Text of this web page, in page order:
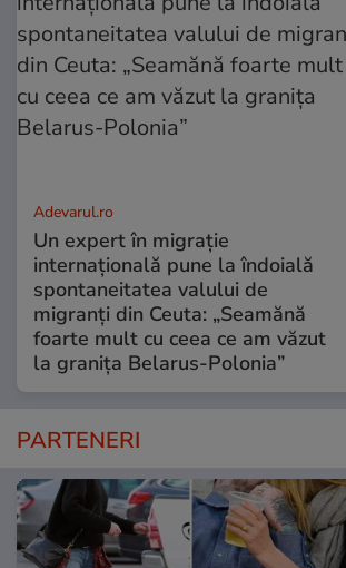
Adevarul.ro
Un expert în migrație
internațională pune la îndoială
spontaneitatea valului de
migranți din Ceuta: „Seamănă
foarte mult cu ceea ce am văzut
la granița Belarus-Polonia”
PARTENERI